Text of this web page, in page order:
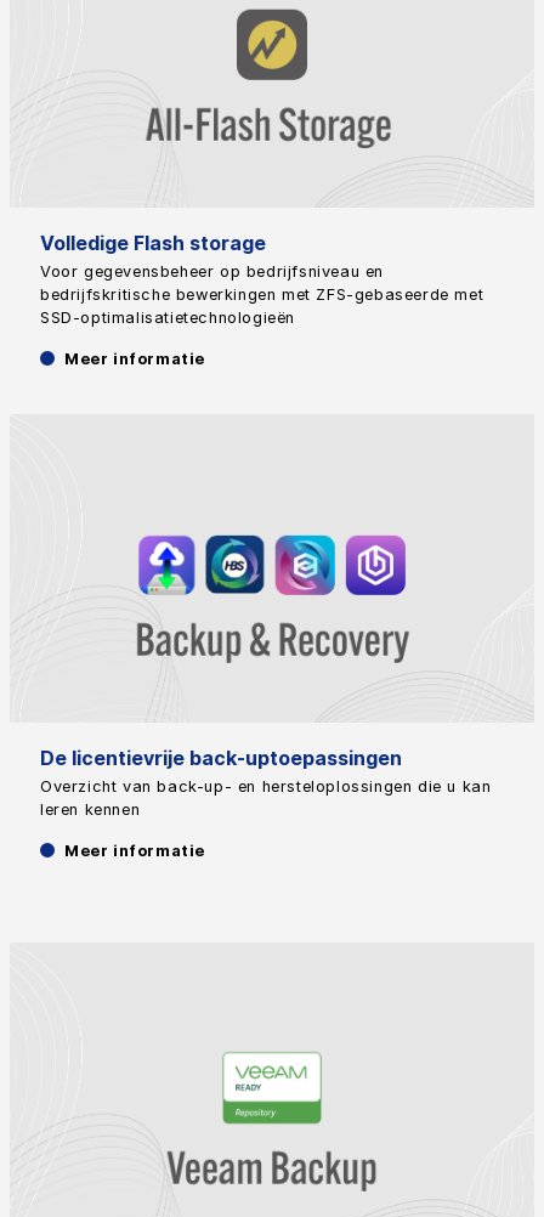
Volledige Flash storage
Voor gegevensbeheer op bedrijfsniveau en
bedrijfskritische bewerkingen met ZFS-gebaseerde met
SSD-optimalisatietechnologieën
Meer informatie
De licentievrije back-uptoepassingen
Overzicht van back-up- en hersteloplossingen die u kan
leren kennen
Meer informatie